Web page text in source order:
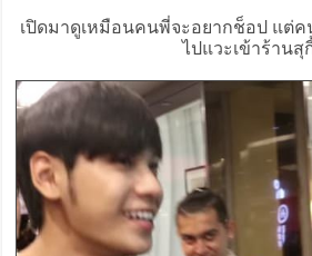
เปิดมาดูเหมือนคนพี่จะอยากช็อป แต่ค
ไปแวะเข้าร้านสุ